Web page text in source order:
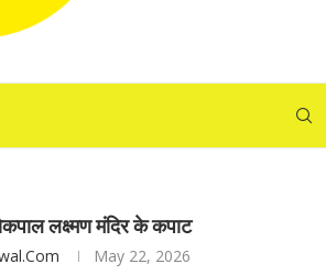
लक्ष्मण मंदिर के कपाट
May 22, 2026